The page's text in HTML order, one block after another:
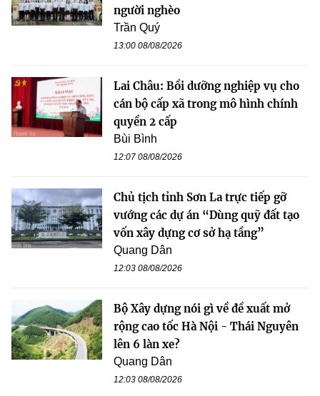
người nghèo
Trần Quý
13:00 08/08/2026
Lai Châu: Bồi dưỡng nghiệp vụ cho
cán bộ cấp xã trong mô hình chính
quyền 2 cấp
Bùi Bình
12:07 08/08/2026
Chủ tịch tỉnh Sơn La trực tiếp gỡ
vướng các dự án “Dùng quỹ đất tạo
vốn xây dựng cơ sở hạ tầng”
Quang Dân
12:03 08/08/2026
Bộ Xây dựng nói gì về đề xuất mở
rộng cao tốc Hà Nội - Thái Nguyên
lên 6 làn xe?
Quang Dân
12:03 08/08/2026